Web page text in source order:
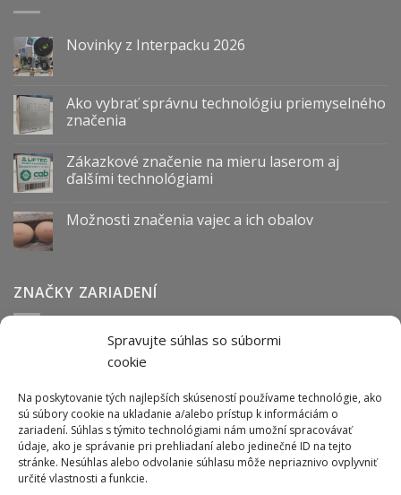
Spravujte súhlas so súbormi
cookie
Na poskytovanie tých najlepších skúseností používame technológie, ako
sú súbory cookie na ukladanie a/alebo prístup k informáciám o
zariadení. Súhlas s týmito technológiami nám umožní spracovávať
údaje, ako je správanie pri prehliadaní alebo jedinečné ID na tejto
stránke. Nesúhlas alebo odvolanie súhlasu môže nepriaznivo ovplyvniť
určité vlastnosti a funkcie.
Novinky z Interpacku 2026
Ako vybrať správnu technológiu priemyselného
značenia
Zákazkové značenie na mieru laserom aj
ďalšími technológiami
Možnosti značenia vajec a ich obalov
ZNAČKY ZARIADENÍ
Anser Arca BOFA cab Carl Valentin
Datalogic Hitachi
Norwix
Purex Tiflex Tykma Zanasi
ODBER NEWSLETTERU